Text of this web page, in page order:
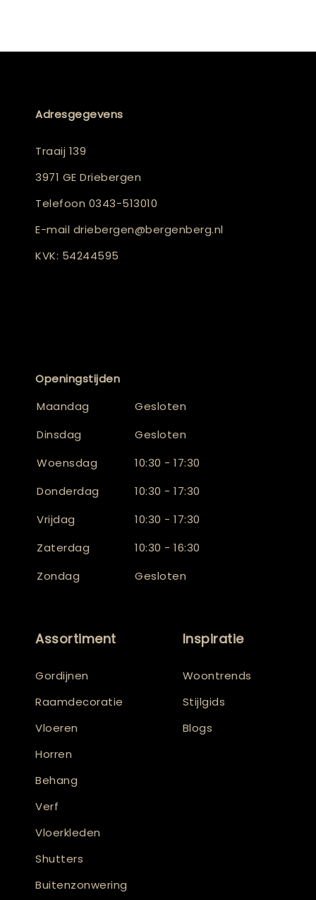
Adresgegevens
Traaij 139
3971 GE Driebergen
Telefoon 0343-513010
E-mail driebergen@bergenberg.nl
KVK: 54244595
Openingstijden
Maandag
Gesloten
Dinsdag
Gesloten
Woensdag
10:30 - 17:30
Donderdag
10:30 - 17:30
Vrijdag
10:30 - 17:30
Zaterdag
10:30 - 16:30
Zondag
Gesloten
Assortiment
Gordijnen
Raamdecoratie
Vloeren
Horren
Behang
Verf
Vloerkleden
Shutters
Buitenzonwering
Inspiratie
Woontrends
Stijlgids
Blogs